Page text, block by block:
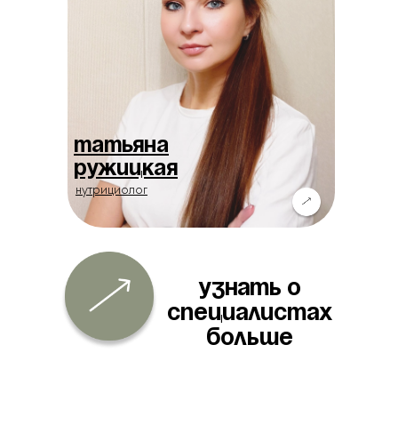
Татьяна
Ружицкая
нутрициолог
узнать о
специалистах
больше